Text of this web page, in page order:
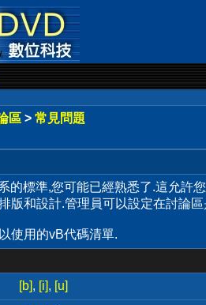
區 > 常見問題
的標準,您可能已經熟悉了.這允許
版和設計.管理員可以設定在討論
使用的vB代碼清單.
[b], [i], [u]